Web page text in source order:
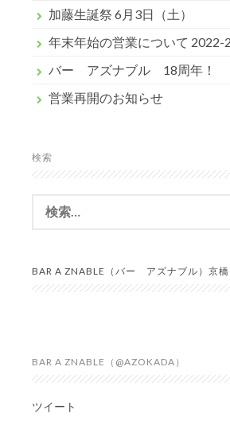
加藤生誕祭 6月3日（土）
年末年始の営業について 2022-
バー アズナブル 18周年！
営業再開のお知らせ
検索
BAR A ZNABLE（バー アズナブル）京橋
BAR A ZNABLE（@AZOKADA）
ツイート